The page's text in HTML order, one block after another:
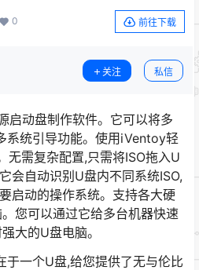
0 前往下载
关注 私信
启动盘制作软件。它可以将多
系统引导功能。使用iVentoy轻
无需复杂配置,只需将ISO拖入U
会自动识别U盘内不同系统ISO,
启动的操作系统。支持各大硬
您可以通过它给多台机器快速
大的U盘电脑。
一个U盘,给您提供了无与伦比